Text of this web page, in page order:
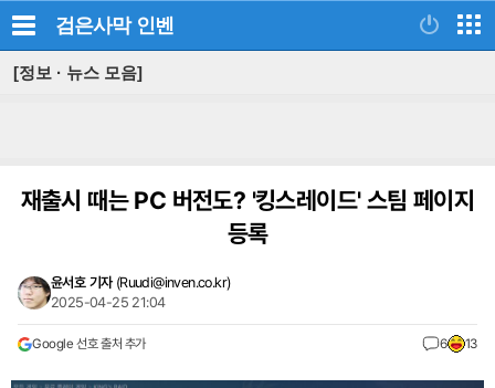
검은사막 인벤
[정보 · 뉴스 모음]
재출시 때는 PC 버전도? '킹스레이드' 스팀 페이지
등록
윤서호 기자 (Ruudi@inven.co.kr)
2025-04-25 21:04
Google 선호 출처 추가 6 13